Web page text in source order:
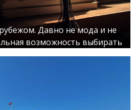
Давно не мода и не
возможность выбирать